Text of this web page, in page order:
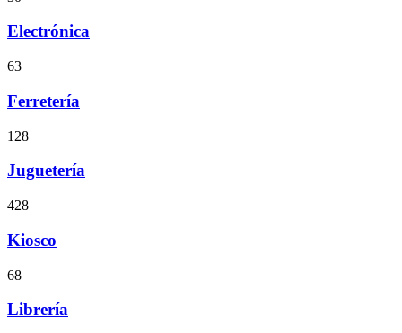
Electrónica
63
Ferretería
128
Juguetería
428
Kiosco
68
Librería